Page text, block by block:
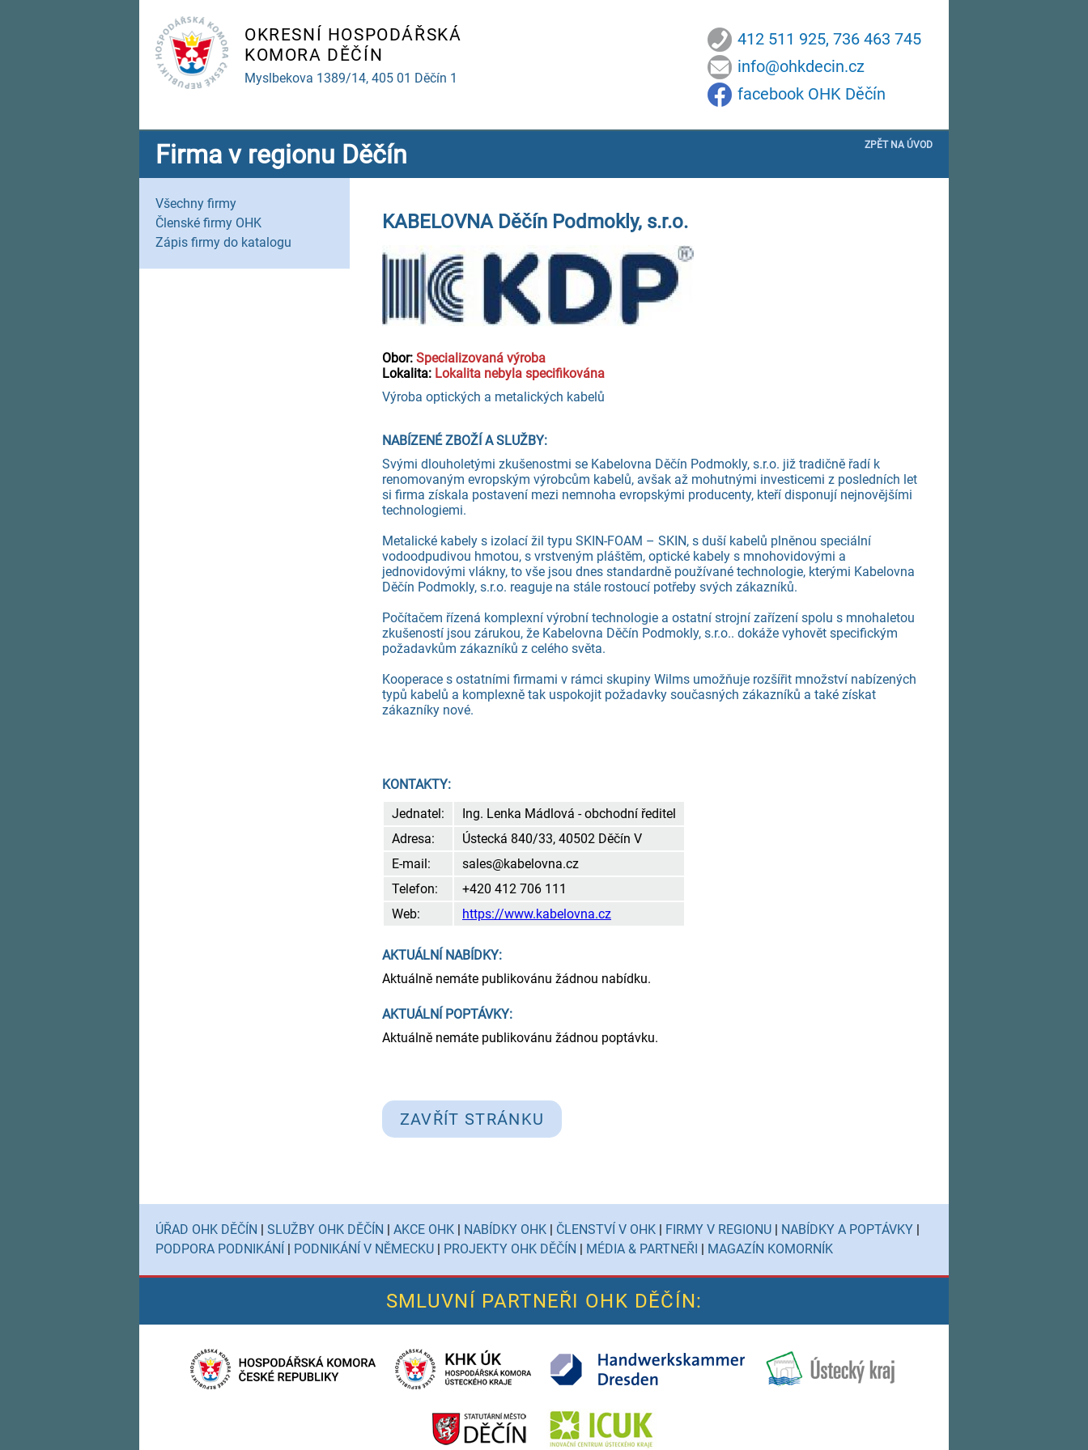
OKRESNÍ HOSPODÁŘSKÁ
KOMORA DĚČÍN
Myslbekova 1389/14, 405 01 Děčín 1
412 511 925, 736 463 745
info@ohkdecin.cz
facebook OHK Děčín
Firma v regionu Děčín ZPĚT NA ÚVOD
Všechny firmy
Členské firmy OHK
Zápis firmy do katalogu
KABELOVNA Děčín Podmokly, s.r.o.
Obor: Specializovaná výroba
Lokalita: Lokalita nebyla specifikována
Výroba optických a metalických kabelů
NABÍZENÉ ZBOŽÍ A SLUŽBY:
Svými dlouholetými zkušenostmi se Kabelovna Děčín Podmokly, s.r.o. již tradičně řadí k
renomovaným evropským výrobcům kabelů, avšak až mohutnými investicemi z posledních let
si firma získala postavení mezi nemnoha evropskými producenty, kteří disponují nejnovějšími
technologiemi.
Metalické kabely s izolací žil typu SKIN-FOAM – SKIN, s duší kabelů plněnou speciální
vodoodpudivou hmotou, s vrstveným pláštěm, optické kabely s mnohovidovými a
jednovidovými vlákny, to vše jsou dnes standardně používané technologie, kterými Kabelovna
Děčín Podmokly, s.r.o. reaguje na stále rostoucí potřeby svých zákazníků.
Počítačem řízená komplexní výrobní technologie a ostatní strojní zařízení spolu s mnohaletou
zkušeností jsou zárukou, že Kabelovna Děčín Podmokly, s.r.o.. dokáže vyhovět specifickým
požadavkům zákazníků z celého světa.
Kooperace s ostatními firmami v rámci skupiny Wilms umožňuje rozšířit množství nabízených
typů kabelů a komplexně tak uspokojit požadavky současných zákazníků a také získat
zákazníky nové.
KONTAKTY:
Jednatel:
Ing. Lenka Mádlová - obchodní ředitel
Adresa:
Ústecká 840/33, 40502 Děčín V
E-mail:
sales@kabelovna.cz
Telefon:
+420 412 706 111
Web:
https://www.kabelovna.cz
AKTUÁLNÍ NABÍDKY:
Aktuálně nemáte publikovánu žádnou nabídku.
AKTUÁLNÍ POPTÁVKY:
Aktuálně nemáte publikovánu žádnou poptávku.
ZAVŘÍT STRÁNKU
ÚŘAD OHK DĚČÍN | SLUŽBY OHK DĚČÍN | AKCE OHK | NABÍDKY OHK | ČLENSTVÍ V OHK | FIRMY V REGIONU | NABÍDKY A POPTÁVKY |
PODPORA PODNIKÁNÍ | PODNIKÁNÍ V NĚMECKU | PROJEKTY OHK DĚČÍN | MÉDIA & PARTNEŘI | MAGAZÍN KOMORNÍK
SMLUVNÍ PARTNEŘI OHK DĚČÍN: